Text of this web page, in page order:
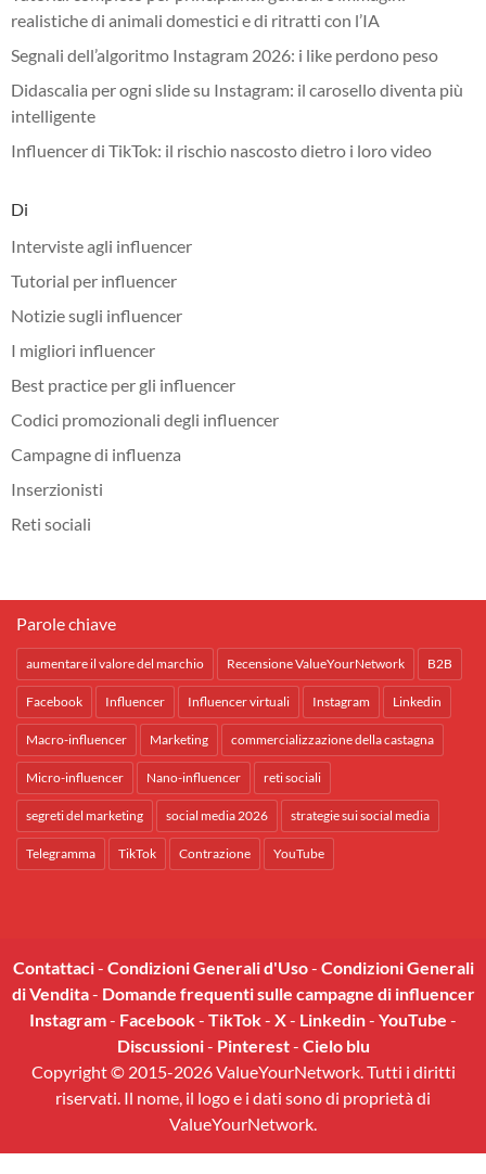
realistiche di animali domestici e di ritratti con l’IA
Segnali dell’algoritmo Instagram 2026: i like perdono peso
Didascalia per ogni slide su Instagram: il carosello diventa più
intelligente
Influencer di TikTok: il rischio nascosto dietro i loro video
Di
Interviste agli influencer
Tutorial per influencer
Notizie sugli influencer
I migliori influencer
Best practice per gli influencer
Codici promozionali degli influencer
Campagne di influenza
Inserzionisti
Reti sociali
Parole chiave
aumentare il valore del marchio Recensione ValueYourNetwork B2B
Facebook Influencer Influencer virtuali Instagram Linkedin
Macro-influencer Marketing commercializzazione della castagna
Micro-influencer Nano-influencer reti sociali
segreti del marketing social media 2026 strategie sui social media
Telegramma TikTok Contrazione YouTube
Contattaci- Condizioni Generali d'Uso- Condizioni Generali
di Vendita- Domande frequenti sulle campagne di influencer
Instagram- Facebook- TikTok- X- Linkedin- YouTube -
Discussioni- Pinterest- Cielo blu
Copyright © 2015-2026 ValueYourNetwork. Tutti i diritti
riservati. Il nome, il logo e i dati sono di proprietà di
ValueYourNetwork.